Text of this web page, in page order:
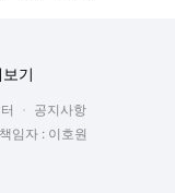
기
공지사항
임자 : 이호원